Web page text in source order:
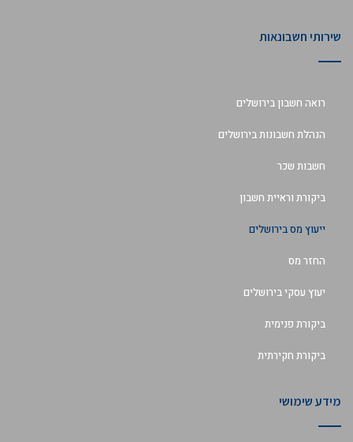
שירותי חשבונאות
רואה חשבון בירושלים
הנהלת חשבונות בירושלים
חשבות שכר
ביקורת וראיית חשבון
ייעוץ מס בירושלים
החזר מס
יעוץ עסקי בירושלים
ביקורת פנימית
ביקורת חקירתית
מידע שימושי